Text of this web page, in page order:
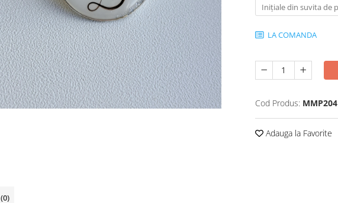
LA COMANDA
Cod Produs: MMP204
Adauga la Favorite
(0)